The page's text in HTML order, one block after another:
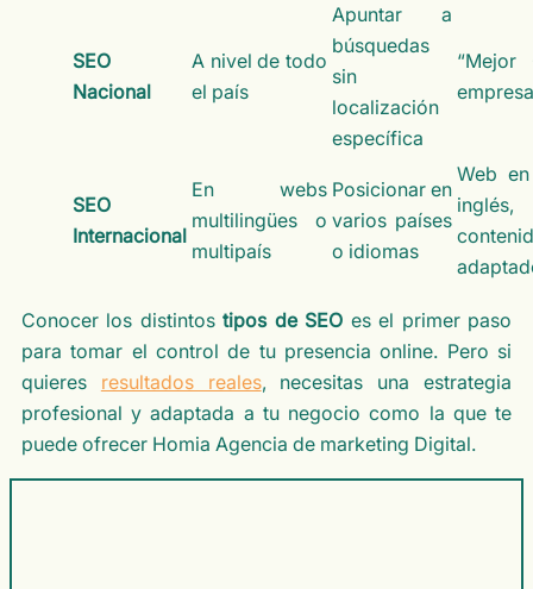
SEO
Nacional
A nivel de todo
el país
Apuntar a
búsquedas
sin
localización
específica
“Mejor
SEO
Internacional
En webs
multilingües o
multipaís
Posicionar en
varios países
o idiomas
Web
Conocer los distintostipos de SEO es el primer paso
para tomar el control de tu presencia online. Pero si
quieres resultados reales, necesitas una estrategia
profesional y adaptada a tu negocio como la que te
puede ofrecer Homia Agencia de marketing Digital.